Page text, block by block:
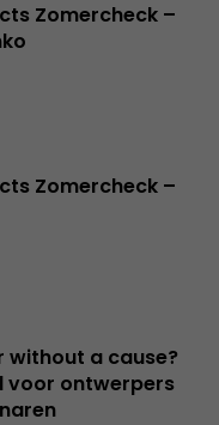
Zomercheck –
Zomercheck –
without a cause?
voor ontwerpers